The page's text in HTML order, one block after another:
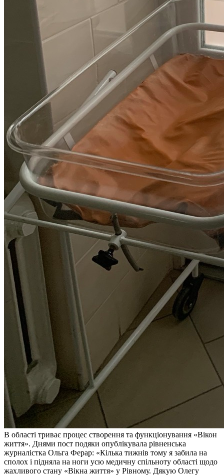
В області триває процес створення та функціонування «Вікон
життя». Днями пост подяки опублікувала рівненська
журналістка Ольга Ферар: «Кілька тижнів тому я забила на
сполох і підняла на ноги усю медичну спільноту області щодо
жахливого стану «Вікна життя» у Рівному. Дякую Олегу